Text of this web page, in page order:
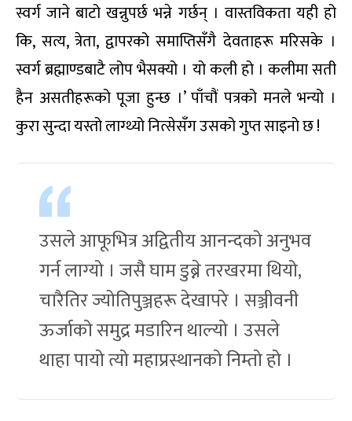
स्वर्ग जाने बाटो खन्नुपर्छ भन्ने गर्छन् । वास्तविकता यही हो
कि, सत्य, त्रेता, द्वापरको समाप्तिसँगै देवताहरू मरिसके ।
स्वर्ग ब्रह्माण्डबाटै लोप भैसक्यो । यो कली हो । कलीमा सती
हैन असतीहरूको पूजा हुन्छ ।’ पाँचौं पत्रको मनले भन्यो ।
कुरा सुन्दा यस्तो लाग्थ्यो नित्सेसँग उसको गुप्त साइनो छ !
उसले आफूभित्र अद्वितीय आनन्दको अनुभव
गर्न लाग्यो । जसै घाम डुब्ने तरखरमा थियो,
चारैतिर ज्योतिपुञ्जहरू देखापरे । सञ्जीवनी
ऊर्जाको समुद्र मडारिन थाल्यो । उसले
थाहा पायो त्यो महाप्रस्थानको निम्तो हो ।